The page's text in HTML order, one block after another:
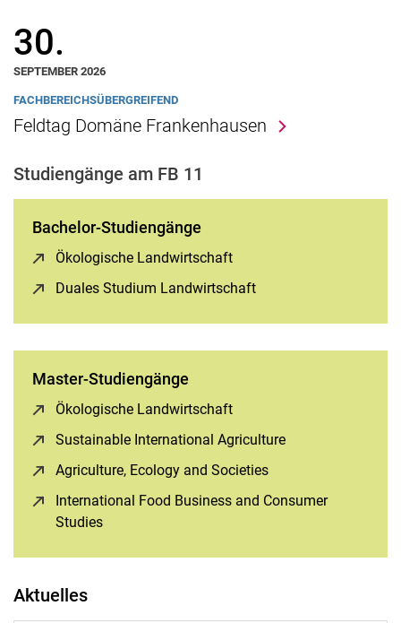
30.
SEPTEMBER 2026
FACHBEREICHSÜBERGREIFEND
Feldtag Domäne Frankenhausen
Studiengänge am FB 11
Bachelor-Studiengänge
Ökologische Landwirtschaft
Duales Studium Landwirtschaft
Master-Studiengänge
Ökologische Landwirtschaft
Sustainable International Agriculture
Agriculture, Ecology and Societies
International Food Business and Consumer
Studies
Aktuelles